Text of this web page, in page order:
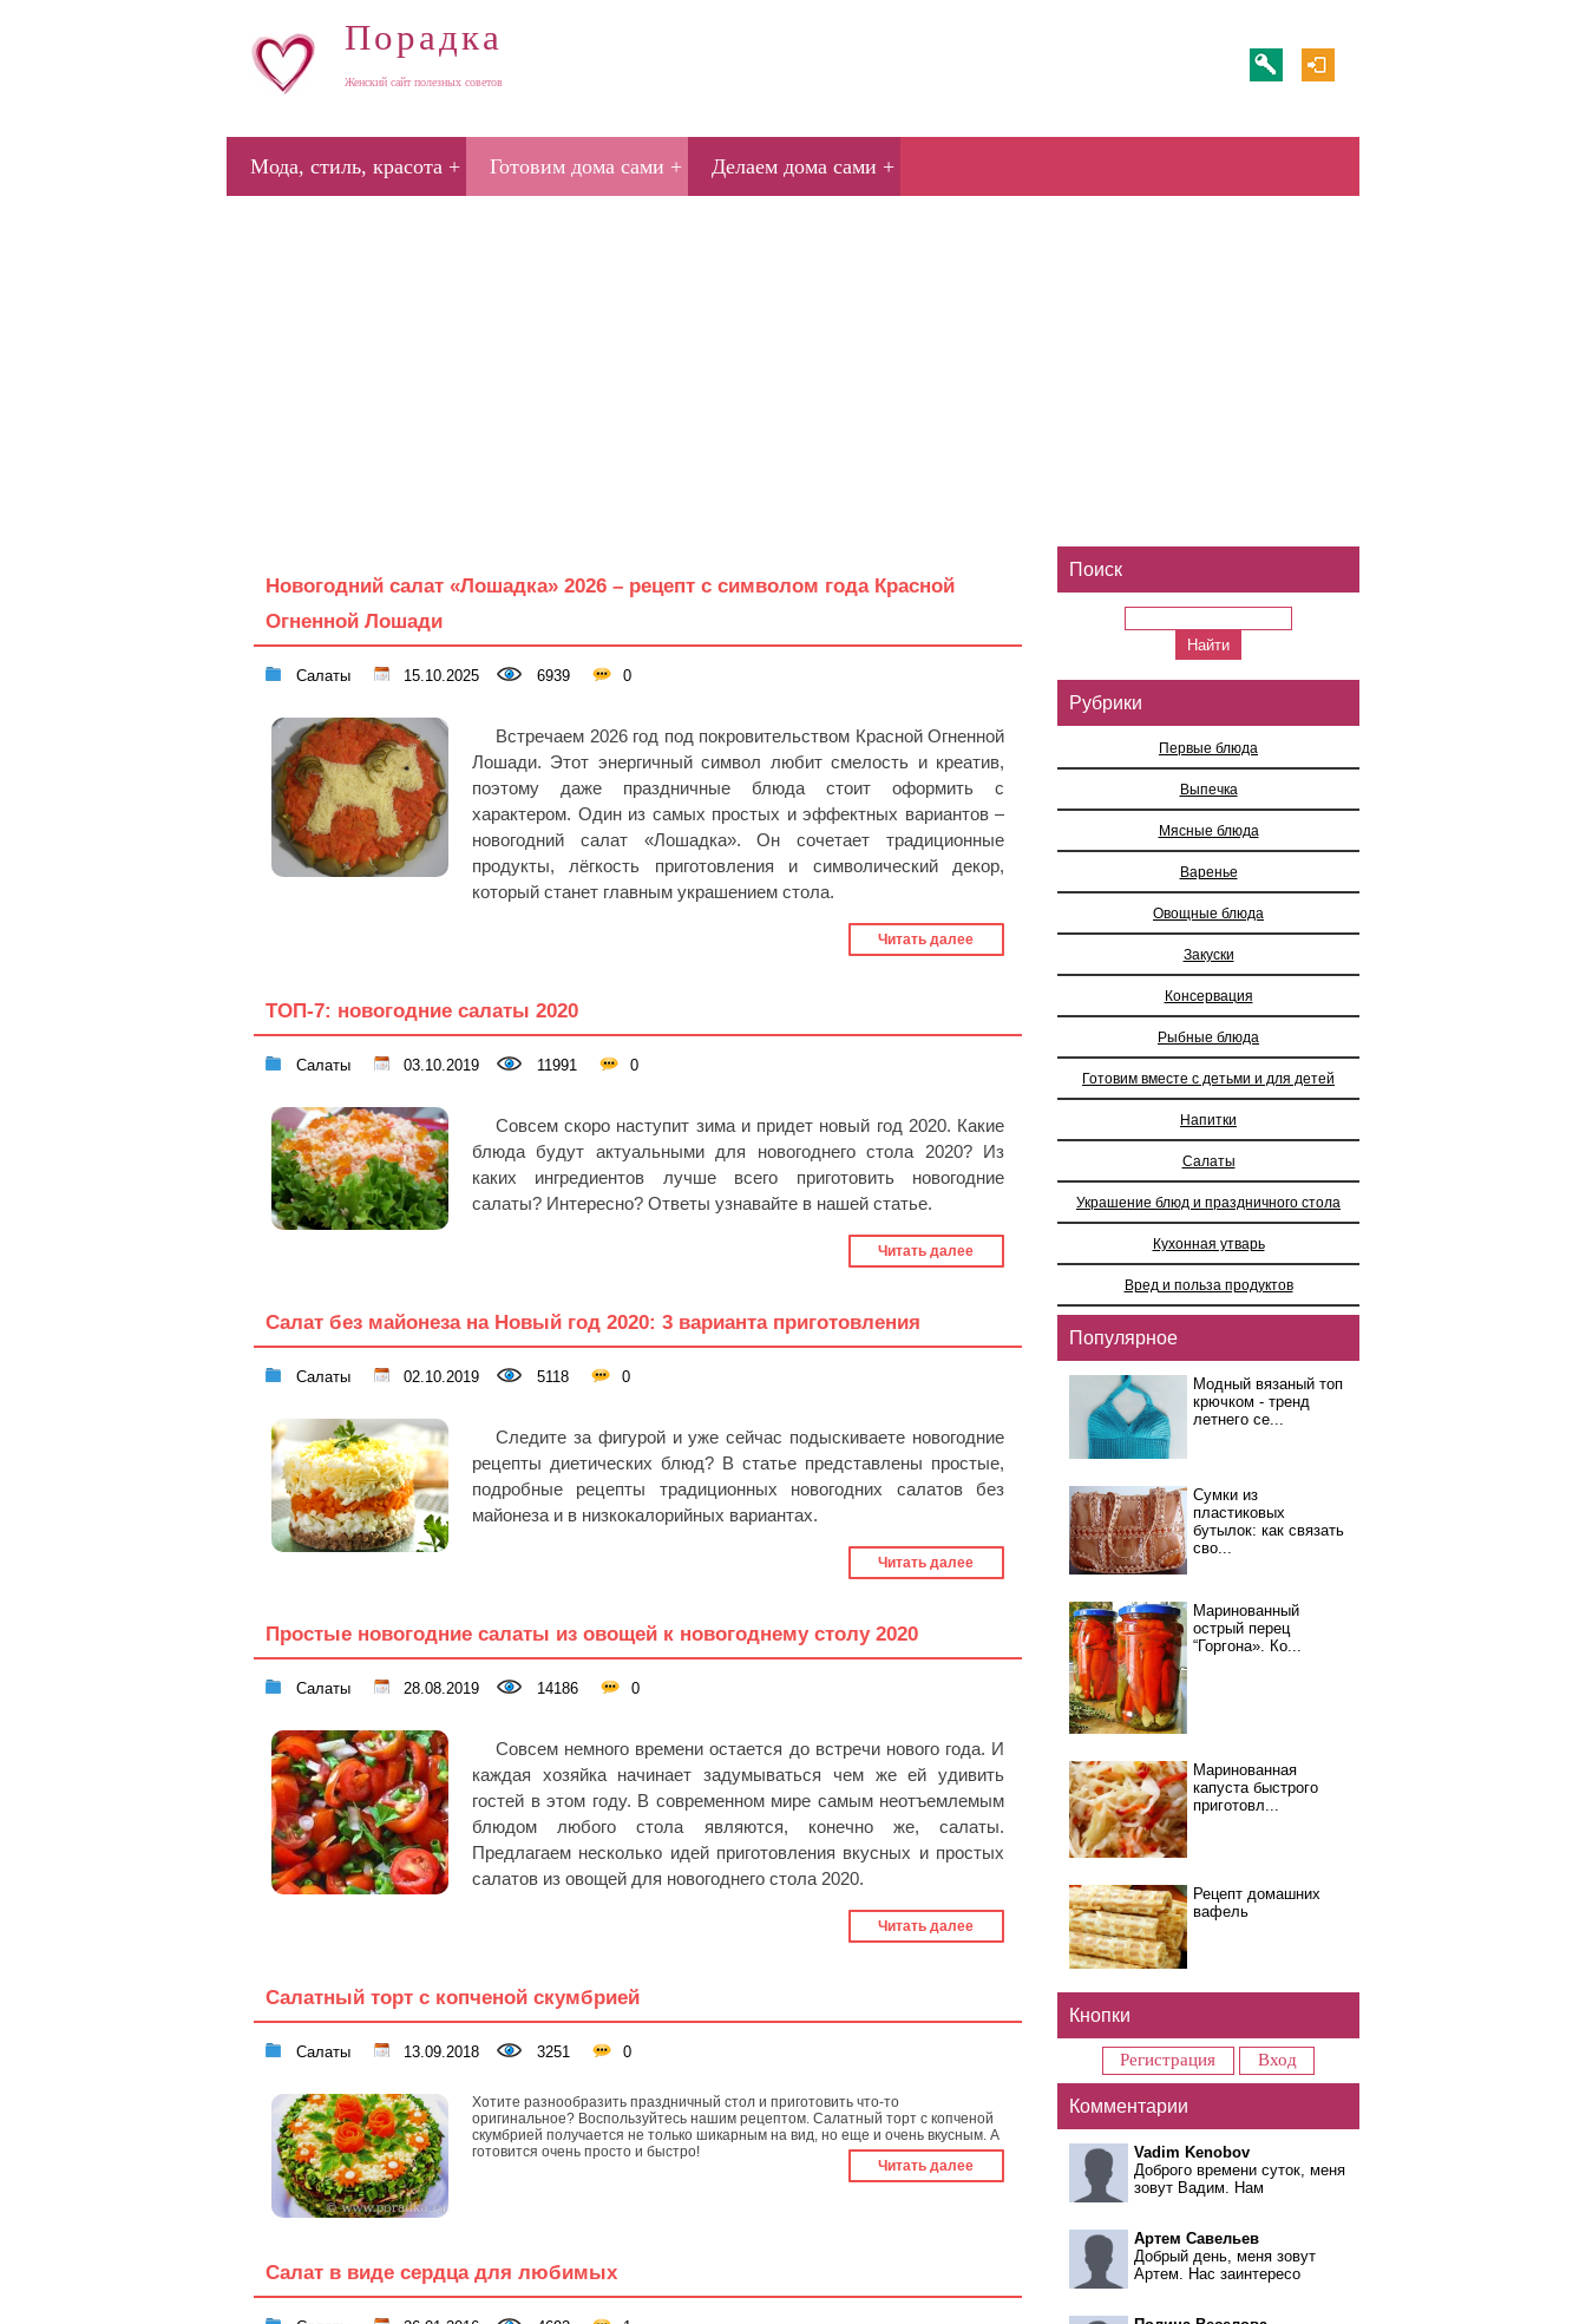
Порадка
Женский сайт полезных советов
Мода, стиль, красота Готовим дома сами Делаем дома сами
Новогодний салат «Лошадка» 2026 – рецепт с символом года Красной
Огненной Лошади
Салаты 15.10.2025 6939 0
Встречаем 2026 год под покровительством Красной Огненной
Лошади. Этот энергичный символ любит смелость и креатив,
поэтому даже праздничные блюда стоит оформить с
характером. Один из самых простых и эффектных вариантов –
новогодний салат «Лошадка». Он сочетает традиционные
продукты, лёгкость приготовления и символический декор,
который станет главным украшением стола.
Читать далее
ТОП-7: новогодние салаты 2020
Салаты 03.10.2019 11991 0
Совсем скоро наступит зима и придет новый год 2020. Какие
блюда будут актуальными для новогоднего стола 2020? Из
каких ингредиентов лучше всего приготовить новогодние
салаты? Интересно? Ответы узнавайте в нашей статье.
Читать далее
Салат без майонеза на Новый год 2020: 3 варианта приготовления
Салаты 02.10.2019 5118 0
Следите за фигурой и уже сейчас подыскиваете новогодние
рецепты диетических блюд? В статье представлены простые,
подробные рецепты традиционных новогодних салатов без
майонеза и в низкокалорийных вариантах.
Читать далее
Простые новогодние салаты из овощей к новогоднему столу 2020
Салаты 28.08.2019 14186 0
Совсем немного времени остается до встречи нового года. И
каждая хозяйка начинает задумываться чем же ей удивить
гостей в этом году. В современном мире самым неотъемлемым
блюдом любого стола являются, конечно же, салаты.
Предлагаем несколько идей приготовления вкусных и простых
салатов из овощей для новогоднего стола 2020.
Читать далее
Салатный торт с копченой скумбрией
Салаты 13.09.2018 3251 0
Хотите разнообразить праздничный стол и приготовить что-то
оригинальное? Воспользуйтесь нашим рецептом. Салатный торт с копченой
скумбрией получается не только шикарным на вид, но еще и очень вкусным. А
готовится очень просто и быстро!
Читать далее
Салат в виде сердца для любимых
Поиск
Рубрики
Первые блюда
Выпечка
Мясные блюда
Варенье
Овощные блюда
Закуски
Консервация
Рыбные блюда
Готовим вместе с детьми и для детей
Напитки
Салаты
Украшение блюд и праздничного стола
Кухонная утварь
Вред и польза продуктов
Популярное
Модный вязаный топ
крючком - тренд
летнего се...
Сумки из
пластиковых
бутылок: как связать
сво...
Маринованный
острый перец
“Горгона». Ко...
Маринованная
капуста быстрого
приготовл...
Рецепт домашних
вафель
Кнопки
Регистрация Вход
Комментарии
Vadim Kenobov
Доброго времени суток, меня
зовут Вадим. Нам
Артем Савельев
Добрый день, меня зовут
Артем. Нас заинтересо